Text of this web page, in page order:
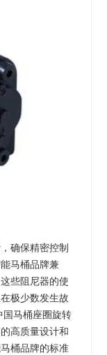
确保精密控制
马桶品牌兼
些阻尼器的使
极少数发生故
国马桶座圈旋转
高质量设计和
桶品牌的标准